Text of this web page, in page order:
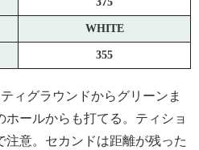
WHITE
355
ィグラウンドからグリーンま
ールからも打てる。ティショ
注意。セカンドは距離が残った